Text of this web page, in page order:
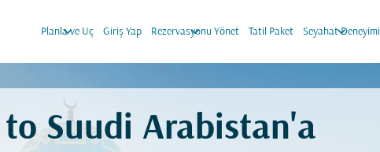
Planla ve Uç
keyboard_arrow_down Giriş Yap Rezervasyonu Yönet
keyboard_arrow_down Tatil Paket Seyahat Deneyimi
keyboard_arrow_down
Suudi Arabistan'a